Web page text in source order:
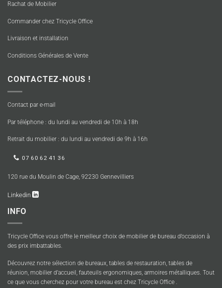
Rachat de Mobilier
Commander chez Tricycle Office
Livraison et installation
Conditions Générales de Vente
CONTACTEZ-NOUS !
Contact par e-mail
Par téléphone : du lundi au vendredi de 10h à 18h
Retrait du mobilier : du lundi au vendredi de 9h à 16h
07 60 62 41 36
120 rue du Moulin de Cage, 92230 Gennevilliers
Linkedin
INFO
Tricycle Office vous offre le meilleur choix de mobilier de bureau d’occasion à
des prix imbattables.
Découvrez notre sélection de bureaux, tables de restauration, tables de
réunion, mobilier d’accueil, fauteuils ergonomiques, armoires métalliques. Tout
ce que vous cherchez pour votre bureau est chez Tricycle Office .